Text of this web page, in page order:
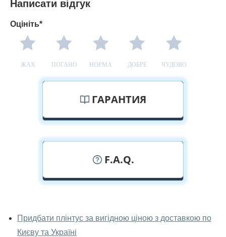
Написати відгук
Оцініть*
ЖАХ ПОГАНО НОРМА ДОБРЕ ЧУДОВО
ГАРАНТИЯ
F.A.Q.
наживо?
Так, можна подивитися плінтус у нашому фірмовому
Придбати плінтус за вигідною ціною з доставкою по
Києву та Україні